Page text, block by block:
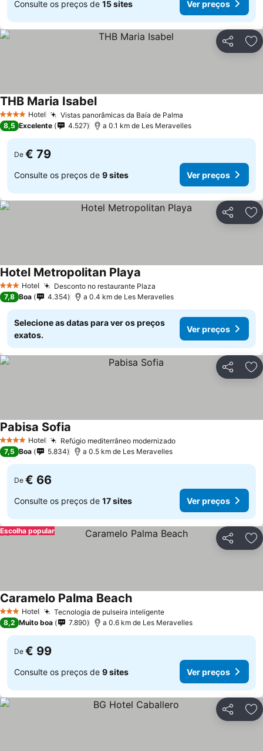
Consulte os preços de 15 sites Ver preços
Partilhar
4 EstrelasHotel Vistas panorâmicas da Baía de Palma
THB Maria Isabel
8,5 Excelente 4.527 a 0.1 km de Les Meravelles
De € 79
Consulte os preços de 9 sites Ver preços
Partilhar
3 EstrelasHotel Desconto no restaurante Plaza
Hotel Metropolitan Playa
7,8 Boa 4.354 a 0.4 km de Les Meravelles
Selecione as datas para ver os preços
exatos.
Ver preços
Partilhar
4 EstrelasHotel Refúgio mediterrâneo modernizado
Pabisa Sofia
7,5 Boa 5.834 a 0.5 km de Les Meravelles
De € 66
Consulte os preços de 17 sites Ver preços
Partilhar
Escolha popular
3 EstrelasHotel Tecnologia de pulseira inteligente
Caramelo Palma Beach
8,2 Muito boa 7.890 a 0.6 km de Les Meravelles
De € 99
Consulte os preços de 9 sites Ver preços
Partilhar